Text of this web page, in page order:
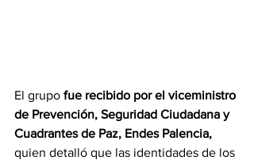
El grupo fue recibido por el viceministro
de Prevención, Seguridad Ciudadana y
Cuadrantes de Paz, Endes Palencia,
quien detalló que las identidades de los